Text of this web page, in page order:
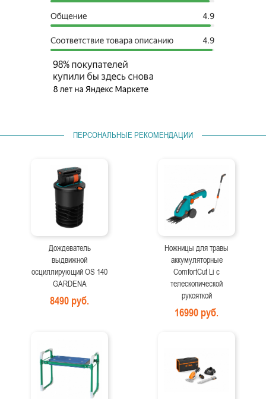
ПЕРСОНАЛЬНЫЕ РЕКОМЕНДАЦИИ
Дождеватель
выдвижной
осциллирующий OS 140
GARDENA
8490 руб.
Ножницы для травы
аккумуляторные
ComfortCut Li с
телескопической
рукояткой
16990 руб.